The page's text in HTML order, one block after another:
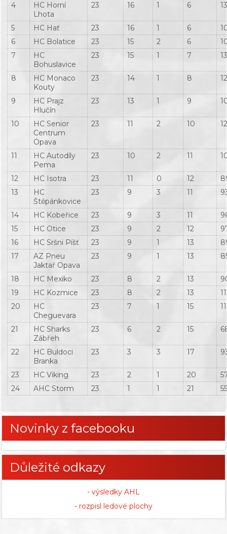
4
HC Horní
Lhota
23 16 1 6
5 HC Hať 23 16 1 6
6
HC Bolatice 23 15 2 6
7
HC
Bohuslavice
23 15 1 7
8
HC Monaco
Kouty
23 14 1 8
9
HC Prajz
Hlučín
23 13 1 9
10
HC Senior
Centrum
Opava
23 11 2 10
11
HC Autodíly
Pema
23 10 2 11
12 HC Isotra 23 11 0 12
13
HC
Štěpánkovice
23 9 3 11
14 HC Kobeřice 23 9 3 11
15
HC Otice 23 9 2 12
16
HC Sršni Píšť 23 9 1 13
17
AZ Pneu
Jaktař Opava
23 9 1 13
18 HC Mexiko 23 8 2 13
19
HC Kozmice 23 8 2 13
20
HC
Cheguevara
23 7 1 15
21
HC Sharks
Zábřeh
23 6 2 15
22
HC Buldoci
Branka
23 3 3 17
23 HC Viking 23 2 1 20
24
AHC Storm 23 1 1 21
Novinky z facebooku
Důležité odkazy
- výsledky AHL
- rozpisl ledové plochy